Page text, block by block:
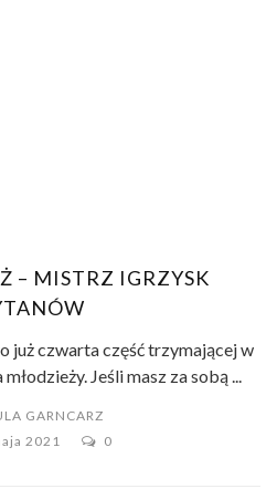
– MISTRZ IGRZYSK
czwarta część trzymającej w
Jeśli masz za sobą ...
GARNCARZ
2021
0